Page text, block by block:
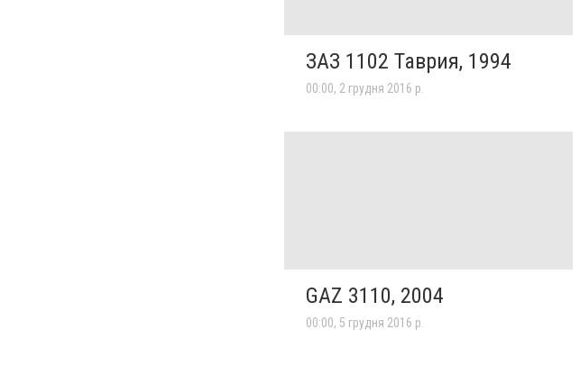
ЗАЗ 1102 Таврия, 1994
00:00, 2 грудня 2016 р.
GAZ 3110, 2004
00:00, 5 грудня 2016 р.